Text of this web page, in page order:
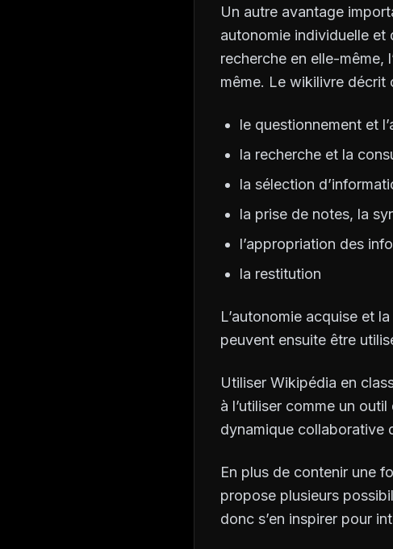
Un autre avantage
autonomie individuelle et
recherche en elle-même,
même. Le wikilivre décrit
le questionnement et
la recherche et la
la sélection
la prise de notes, la
l’appropriation des
la restitution
L’autonomie acquise et
peuvent ensuite être
Utiliser Wikipédia en
à l’utiliser comme un
dynamique collaborative
En plus de contenir une
propose plusieurs
donc s’en inspirer pour